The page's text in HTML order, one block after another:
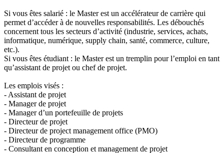
Si vous êtes salarié : le Master est un accélérateur de carrière qui
permet d’accéder à de nouvelles responsabilités. Les débouchés
concernent tous les secteurs d’activité (industrie, services, achats,
informatique, numérique, supply chain, santé, commerce, culture,
etc.).
Si vous êtes étudiant : le Master est un tremplin pour l’emploi en tant
qu’assistant de projet ou chef de projet.
Les emplois visés :
- Assistant de projet
- Manager de projet
- Manager d’un portefeuille de projets
- Directeur de projet
- Directeur de project management office (PMO)
- Directeur de programme
- Consultant en conception et management de projet